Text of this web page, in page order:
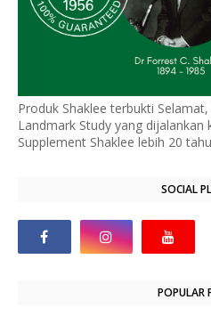
Produk Shaklee terbukti
Landmark Study yang dijalankan
Supplement Shaklee lebih 20
SOCIAL
POPULAR